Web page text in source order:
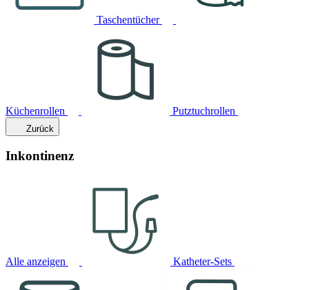
Taschentücher
Küchenrollen Putztuchrollen
Zurück
Inkontinenz
Alle anzeigen Katheter-Sets